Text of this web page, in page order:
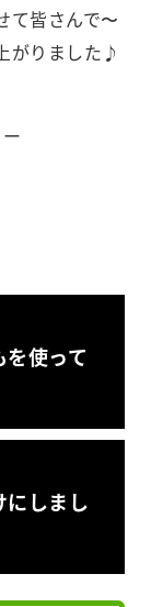
て皆さんで〜
がりました♪
使って
にしまし